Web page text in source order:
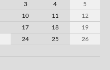
3 4
5
10 11
12
17 18
19
24 25
26